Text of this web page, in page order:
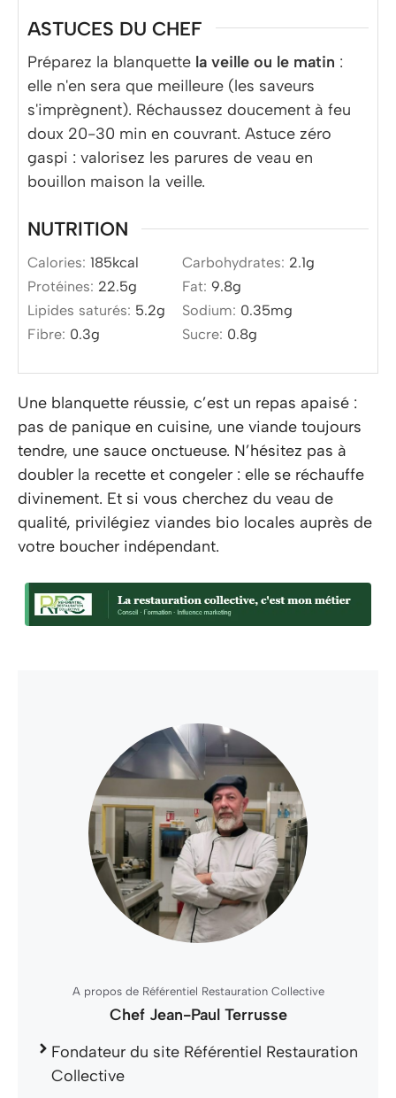
ASTUCES DU CHEF
Préparez la blanquette la veille ou le matin :
elle n'en sera que meilleure (les saveurs
s'imprègnent). Réchaussez doucement à feu
doux 20-30 min en couvrant. Astuce zéro
gaspi : valorisez les parures de veau en
bouillon maison la veille.
NUTRITION
Calories: 185kcal Carbohydrates: 2.1g
Protéines: 22.5g Fat: 9.8g
Lipides saturés: 5.2g Sodium: 0.35mg
Fibre: 0.3g Sucre: 0.8g
Une blanquette réussie, c’est un repas apaisé :
pas de panique en cuisine, une viande toujours
tendre, une sauce onctueuse. N’hésitez pas à
doubler la recette et congeler : elle se réchauffe
divinement. Et si vous cherchez du veau de
qualité, privilégiez viandes bio locales auprès de
votre boucher indépendant.
A propos de Référentiel Restauration Collective
Chef Jean-Paul Terrusse
Fondateur du site Référentiel Restauration
Collective